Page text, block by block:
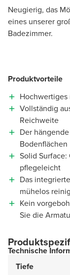
Neugierig, das
eines unserer
Badezimmer.
Produktvorteile
Vollständig
Reichweite
Der
Bodenflächen
Solid
pflegeleicht
Das
mühelos
Kein
Sie die
Technische
Tiefe